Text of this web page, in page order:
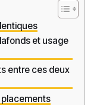
et usage
entre ces deux
placements